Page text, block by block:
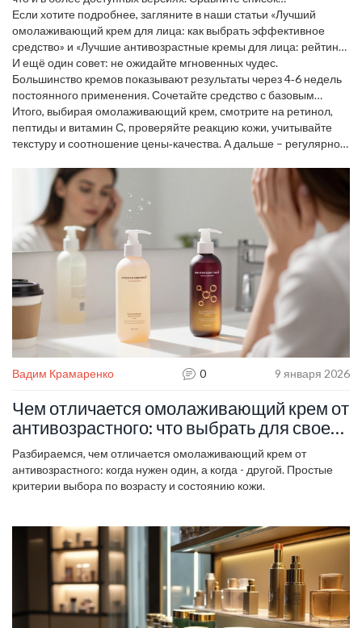
ингредиентов, а не только стоимость.
Если хотите подробнее, загляните в наши статьи «Лучший
омолаживающий крем для лица: как выбрать эффективное
средство» и «Лучшие антивозрастные кремы для лица: рейтинг,
составы и реальные отзывы». Там вы найдёте конкретные
рекомендации и отзывы реальных пользователей.
И ещё один совет: не ожидайте мгновенных чудес.
Большинство кремов показывают результаты через 4‑6 недель
постоянного применения. Сочетайте средство с базовым
уходом – очищением, тоником и солнцезащитным кремом. Без
защиты от УФ‑излучения даже лучший крем не справится.
Итого, выбирая омолаживающий крем, смотрите на ретинол,
пептиды и витамин С, проверяйте реакцию кожи, учитывайте
текстуру и соотношение цены‑качества. А дальше – регулярно
если он не даёт желаемого эффекта.
Вадим Крамаренко 0 9 января 2026
Чем отличается омолаживающий крем от
антивозрастного: что выбрать для своей
кожи
Разбираемся, чем отличается омолаживающий крем от
антивозрастного: когда нужен один, а когда - другой. Простые
критерии выбора по возрасту и состоянию кожи.